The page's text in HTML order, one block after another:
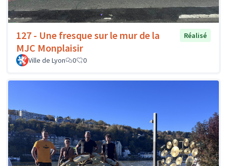
127 - Une fresque sur le mur de la
MJC Monplaisir
Réalisé
Ville de Lyon 0 0